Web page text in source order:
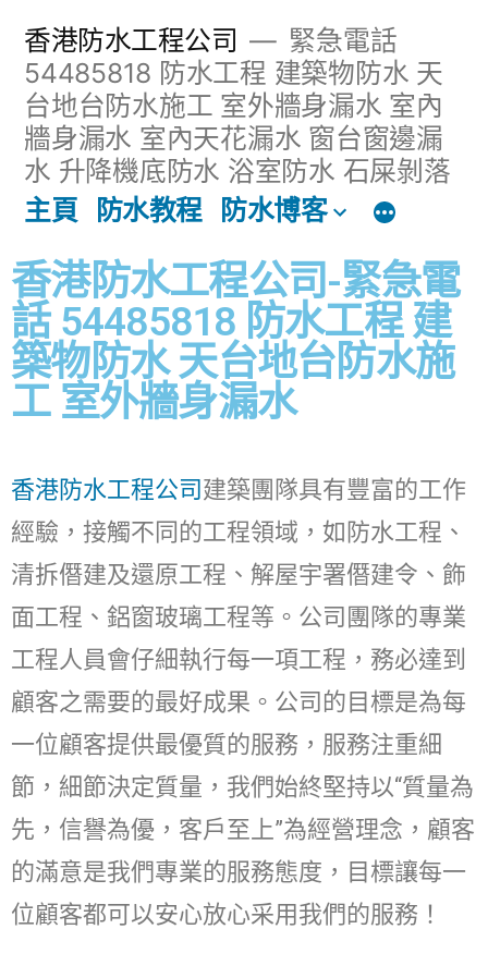
香港防水工程公司
緊急電話
54485818 防水工程 建築物防水 天
台地台防水施工 室外牆身漏水 室內
牆身漏水 室內天花漏水 窗台窗邊漏
水 升降機底防水 浴室防水 石屎剝落
主頁
防水教程 防水博客
香港防水工程公司-緊急電
話 54485818 防水工程 建
築物防水 天台地台防水施
工 室外牆身漏水
香港防水工程公司 建築團隊具有豐富的工作
經驗，接觸不同的工程領域，如防水工程、
清拆僭建及還原工程、解屋宇署僭建令、飾
面工程、鋁窗玻璃工程等。 公司團隊的專業
工程人員會仔細執行每一項工程，務必達到
顧客之需要的最好成果。 公司的目標是為每
一位顧客提供最優質的服務，服務注重細
節，細節決定質量，我們始終堅持以“質量為
先，信譽為優，客戶至上”為經營理念，顧客
的滿意是我們專業的服務態度，目標讓每一
位顧客都可以安心放心采用我們的服務！